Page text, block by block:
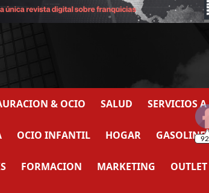
& OCIO SALUD SERVICIOS
OCIO INFANTIL HOGAR
FORMACION MARKETING OUTLET